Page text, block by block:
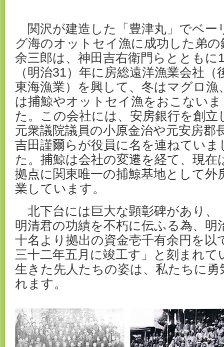
関沢が建造した「豊津丸」でベー
グ海のオットセイ漁に成功した弟の
余三郎は、神田吉右衛門らとともに
（明治31）年に房総遠洋漁業会社（
東海漁業）を興して、冬はマグロ漁
は捕鯨やオットセイ漁をおこない
た。この会社には、安房銀行を創立
元衆議院議員の小原金治や元安房郡
吉田謹爾らが役員に名を連ねていま
た。捕鯨は会社の変遷を経て、現在
拠点に関東唯一の捕鯨基地として外
業しています。
北下台には巨大な顕彰碑があり、
明清君の功績を不朽に伝ふる為、明
十名より拠出の資金壱千有余円を以
三十二年五月に竣工す」と刻まれ
生きた先人たちの姿は、私たちに
れます。